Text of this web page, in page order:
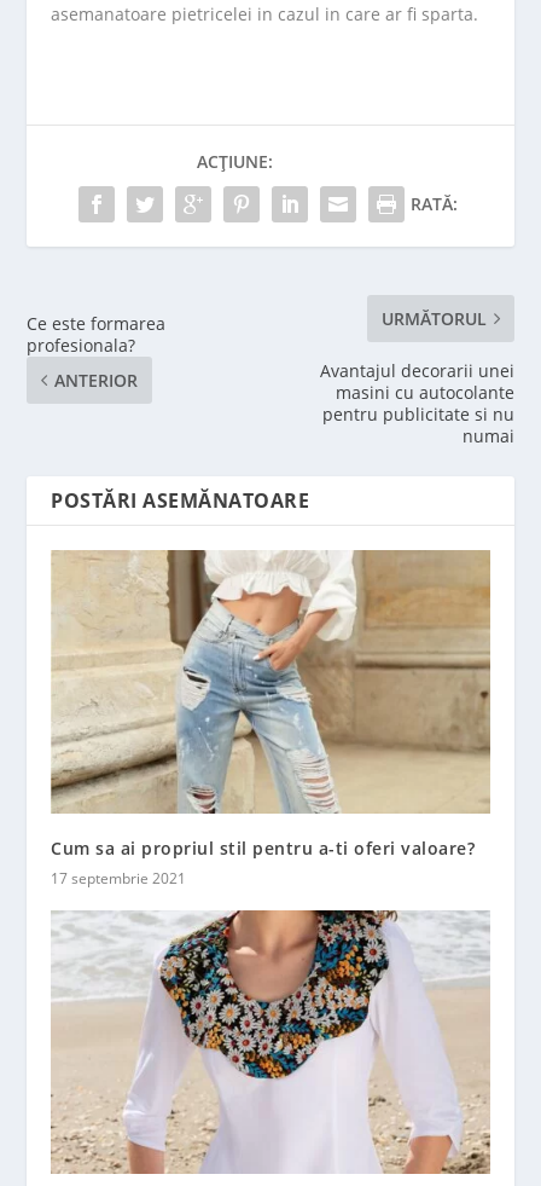
asemanatoare pietricelei in cazul in care ar fi sparta.
ACȚIUNE:
RATĂ:
Ce este formarea
profesionala?
ANTERIOR
URMĂTORUL
Avantajul decorarii unei
masini cu autocolante
pentru publicitate si nu
numai
POSTĂRI ASEMĂNATOARE
Cum sa ai propriul stil pentru a-ti oferi valoare?
17 septembrie 2021